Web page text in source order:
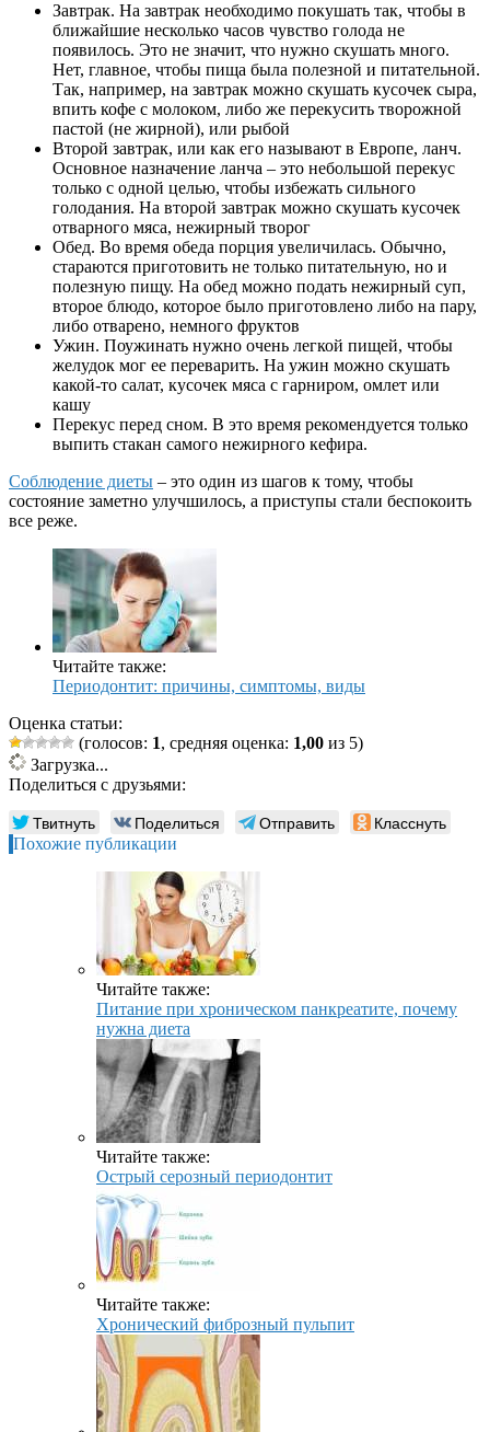
Завтрак. На завтрак необходимо покушать так, чтобы в
ближайшие несколько часов чувство голода не
появилось. Это не значит, что нужно скушать много.
Нет, главное, чтобы пища была полезной и питательной.
Так, например, на завтрак можно скушать кусочек сыра,
впить кофе с молоком, либо же перекусить творожной
пастой (не жирной), или рыбой
Второй завтрак, или как его называют в Европе, ланч.
Основное назначение ланча – это небольшой перекус
только с одной целью, чтобы избежать сильного
голодания. На второй завтрак можно скушать кусочек
отварного мяса, нежирный творог
Обед. Во время обеда порция увеличилась. Обычно,
стараются приготовить не только питательную, но и
полезную пищу. На обед можно подать нежирный суп,
второе блюдо, которое было приготовлено либо на пару,
либо отварено, немного фруктов
Ужин. Поужинать нужно очень легкой пищей, чтобы
желудок мог ее переварить. На ужин можно скушать
какой-то салат, кусочек мяса с гарниром, омлет или
кашу
Перекус перед сном. В это время рекомендуется только
выпить стакан самого нежирного кефира.
Соблюдение диеты – это один из шагов к тому, чтобы
состояние заметно улучшилось, а приступы стали беспокоить
все реже.
Читайте также:
Периодонтит: причины, симптомы, виды
Оценка статьи:
(голосов: 1, средняя оценка: 1,00 из 5)
Загрузка...
Поделиться с друзьями:
Твитнуть Поделиться Отправить Класснуть
Похожие публикации
Читайте также:
Питание при хроническом панкреатите, почему
нужна диета
Читайте также:
Острый серозный периодонтит
Читайте также:
Хронический фиброзный пульпит